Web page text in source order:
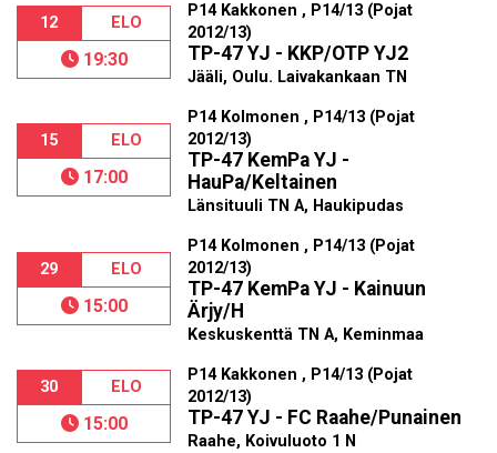
12 ELO
19:30
P14 Kakkonen , P14/13 (Pojat
2012/13)
TP-47 YJ - KKP/OTP YJ2
Jääli, Oulu. Laivakankaan TN
15 ELO
17:00
P14 Kolmonen , P14/13 (Pojat
2012/13)
TP-47 KemPa YJ -
HauPa/Keltainen
Länsituuli TN A, Haukipudas
29 ELO
15:00
P14 Kolmonen , P14/13 (Pojat
2012/13)
TP-47 KemPa YJ - Kainuun
Ärjy/H
Keskuskenttä TN A, Keminmaa
30 ELO
15:00
P14 Kakkonen , P14/13 (Pojat
2012/13)
TP-47 YJ - FC Raahe/Punainen
Raahe, Koivuluoto 1 N